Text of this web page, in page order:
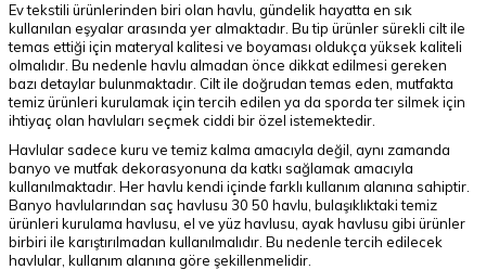
Ev tekstili ürünlerinden biri olan havlu, gündelik hayatta en sık
kullanılan eşyalar arasında yer almaktadır. Bu tip ürünler sürekli cilt ile
temas ettiği için materyal kalitesi ve boyaması oldukça yüksek kaliteli
olmalıdır. Bu nedenle havlu almadan önce dikkat edilmesi gereken
bazı detaylar bulunmaktadır. Cilt ile doğrudan temas eden, mutfakta
temiz ürünleri kurulamak için tercih edilen ya da sporda ter silmek için
ihtiyaç olan havluları seçmek ciddi bir özel istemektedir.
Havlular sadece kuru ve temiz kalma amacıyla değil, aynı zamanda
banyo ve mutfak dekorasyonuna da katkı sağlamak amacıyla
kullanılmaktadır. Her havlu kendi içinde farklı kullanım alanına sahiptir.
Banyo havlularından saç havlusu 30 50 havlu, bulaşıklıktaki temiz
ürünleri kurulama havlusu, el ve yüz havlusu, ayak havlusu gibi ürünler
birbiri ile karıştırılmadan kullanılmalıdır. Bu nedenle tercih edilecek
havlular, kullanım alanına göre şekillenmelidir.